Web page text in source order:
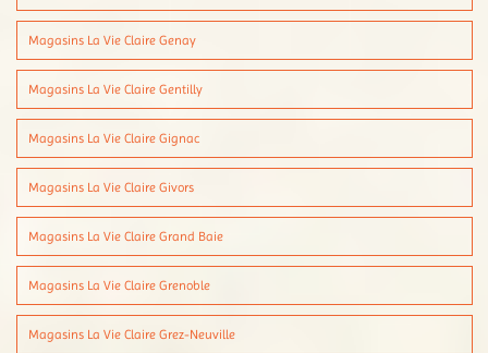
Magasins La Vie Claire Genay
Magasins La Vie Claire Gentilly
Magasins La Vie Claire Gignac
Magasins La Vie Claire Givors
Magasins La Vie Claire Grand Baie
Magasins La Vie Claire Grenoble
Magasins La Vie Claire Grez-Neuville